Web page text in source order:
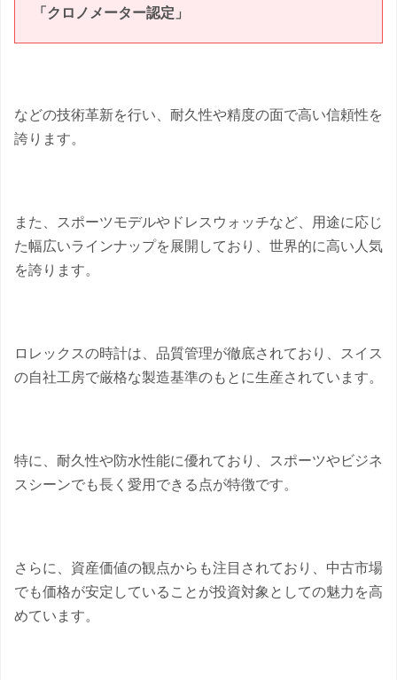
「クロノメーター認定」
などの技術革新を行い、耐久性や精度の面で高い信頼性を
誇ります。
また、スポーツモデルやドレスウォッチなど、用途に応じ
た幅広いラインナップを展開しており、世界的に高い人気
を誇ります。
ロレックスの時計は、品質管理が徹底されており、スイス
の自社工房で厳格な製造基準のもとに生産されています。
特に、耐久性や防水性能に優れており、スポーツやビジネ
スシーンでも長く愛用できる点が特徴です。
さらに、資産価値の観点からも注目されており、中古市場
でも価格が安定していることが投資対象としての魅力を高
めています。